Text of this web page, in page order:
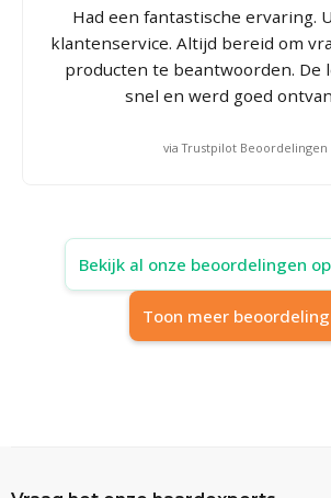
Had een fantastische ervaring.
klantenservice. Altijd bereid om
producten te beantwoorden. De
snel en werd goed
via Trustpilot Beoordelingen
Bekijk al onze beoordelingen
Toon meer